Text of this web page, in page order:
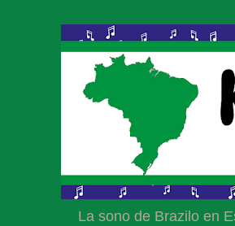
La sono de Brazilo en